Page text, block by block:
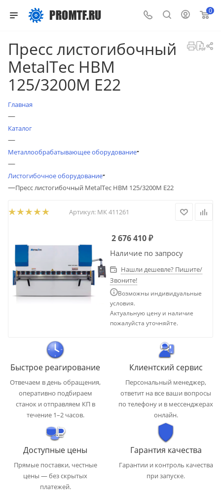
0
Пресс листогибочный
MetalTec HBM
125/3200M E22
Главная
—
Каталог
—
Металлообрабатывающее оборудование
—
Листогибочное оборудование
—Пресс листогибочный MetalTec HBM 125/3200M E22
Артикул: МК 411261
2 676 410₽
Наличие по запросу
Нашли дешевле? Пишите/
Звоните!
Возможны индивидуальные
условия.
Актуальную цену и наличие
пожалуйста уточняйте.
Быстрое реагирование
Отвечаем в день обращения,
оперативно подбираем
станок и отправляем КП в
течение 1–2 часов.
Клиентский сервис
Персональный менеджер,
ответит на все ваши вопросы
по телефону и в мессенджерах
онлайн.
Доступные цены
Прямые поставки, честные
цены — без скрытых
платежей.
Гарантия качества
Гарантии и контроль качества
при запуске.